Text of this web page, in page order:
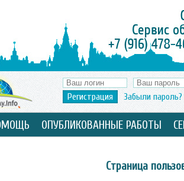
Регистрация Забыли пароль?
ОПУБЛИКОВАННЫЕ РАБОТЫ
Страница